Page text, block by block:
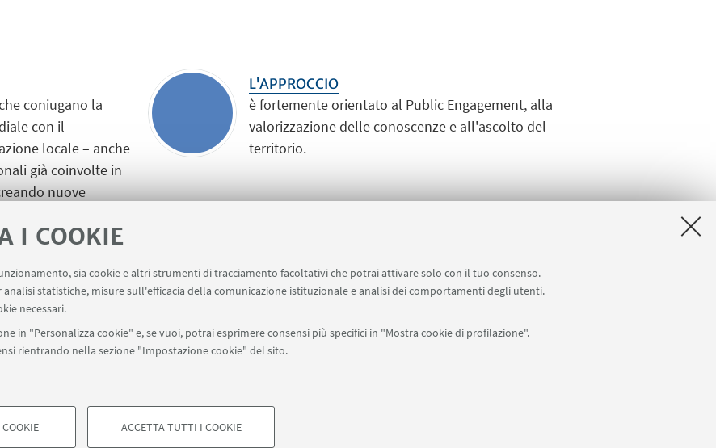
I COOKIE
sia cookie e altri strumenti di tracciamento facoltativi che potrai attivare solo con il tuo consenso.
statistiche, misure sull'efficacia della comunicazione istituzionale e analisi dei comportamenti degli utenti.
necessari.
in "Personalizza cookie" e, se vuoi, potrai esprimere consensi più specifici in "Mostra cookie di profilazione".
rientrando nella sezione "Impostazione cookie" del sito.
COOKIE TECNICI - NECESSARI
ACCETTA TUTTI I COOKIE
coniugano la
con il
locale – anche
già coinvolte in
nuove
L'APPROCCIO
è fortemente orientato al Public Engagement, alla
valorizzazione delle conoscenze e all'ascolto del
territorio.
la sostenibilità
alle
è composta da docenti, ricercatori e ricercatrici, studenti
istituzioni pubbliche e private, comunità civile.
Bologna - Via Zamboni, 33 - 40126 Bologna - PI: 01131710376 - CF: 80007010376 -